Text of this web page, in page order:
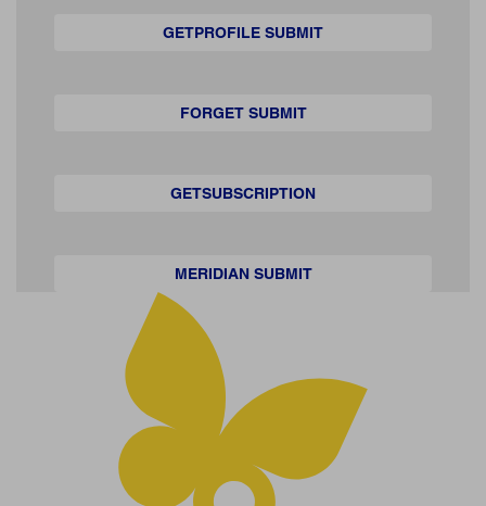
GETPROFILE SUBMIT
FORGET SUBMIT
GETSUBSCRIPTION
MERIDIAN SUBMIT